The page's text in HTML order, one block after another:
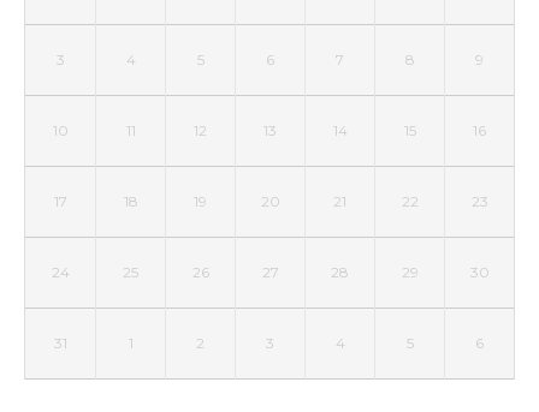
3 4 5 6 7 8 9
10 11 12 13 14 15 16
17 18 19 20 21 22 23
24 25 26 27 28 29 30
31 1 2 3 4 5 6